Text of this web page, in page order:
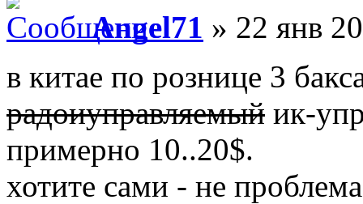
Angel71 » 22 янв
в китае по рознице 3
радоиуправляемый ик-
примерно 10..20$.
хотите сами - не